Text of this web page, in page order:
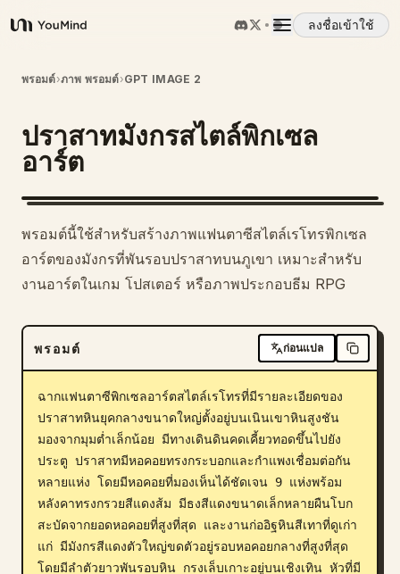
YouMind
ลงชื่อเข้าใช้
ภาพรวม
กรณีการใช้งาน
ทักษะ
พรอมต์
ดาวน์โหลด
บล็อก
อัปเดต
พรอมต์›ภาพ พรอมต์›GPT IMAGE 2
ปราสาทมังกรสไตล์พิกเซล
อาร์ต
พรอมต์นี้ใช้สำหรับสร้างภาพแฟนตาซีสไตล์เรโทรพิกเซล
อาร์ตของมังกรที่พันรอบปราสาทบนภูเขา เหมาะสำหรับ
งานอาร์ตในเกม โปสเตอร์ หรือภาพประกอบธีม RPG
พรอมต์ ก่อนแปล
ฉากแฟนตาซีพิกเซลอาร์ตสไตล์เรโทรที่มีรายละเอียดของ
ปราสาทหินยุคกลางขนาดใหญ่ตั้งอยู่บนเนินเขาหินสูงชัน
มองจากมุมต่ำเล็กน้อย มีทางเดินดินคดเคี้ยวทอดขึ้นไปยัง
ประตู ปราสาทมีหอคอยทรงกระบอกและกำแพงเชื่อมต่อกัน
หลายแห่ง โดยมีหอคอยที่มองเห็นได้ชัดเจน 9 แห่งพร้อม
หลังคาทรงกรวยสีแดงส้ม มีธงสีแดงขนาดเล็กหลายผืนโบก
สะบัดจากยอดหอคอยที่สูงที่สุด และงานก่ออิฐหินสีเทาที่ดูเก่า
แก่ มีมังกรสีแดงตัวใหญ่ขดตัวอยู่รอบหอคอยกลางที่สูงที่สุด
โดยมีลำตัวยาวพันรอบหิน กรงเล็บเกาะอยู่บนเชิงเทิน หัวที่มี